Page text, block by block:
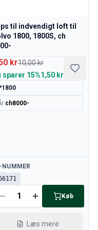
til indvendigt loft til
1800, 1800S, ch
kr10,00 kr
sparer 15%1,50 kr
:ch8000-
NUMMER
Køb
Læs mere